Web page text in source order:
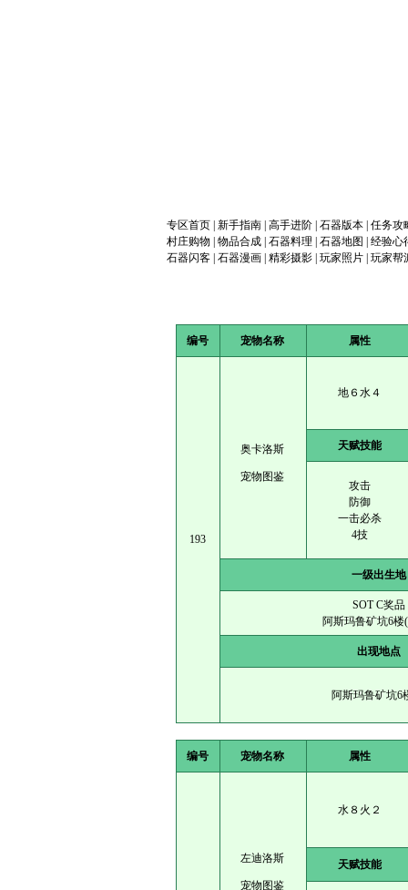
专区首页 新手指南 高手进阶 石器版本 任务攻
村庄购物
物品合成 石器料理 石器地图
经验心
石器闪客 石器漫画 精彩摄影 玩家照片 玩家帮
编号 宠物名称 属性
193
奥卡洛斯
宠物图鉴
地６水４
天赋技能
攻击
防御
一击必杀
4技
一级出生地
SOT C奖品
阿斯玛鲁矿坑6楼
出现地点
阿斯玛鲁矿坑6
编号 宠物名称 属性
左迪洛斯
宠物图鉴
水８火２
天赋技能